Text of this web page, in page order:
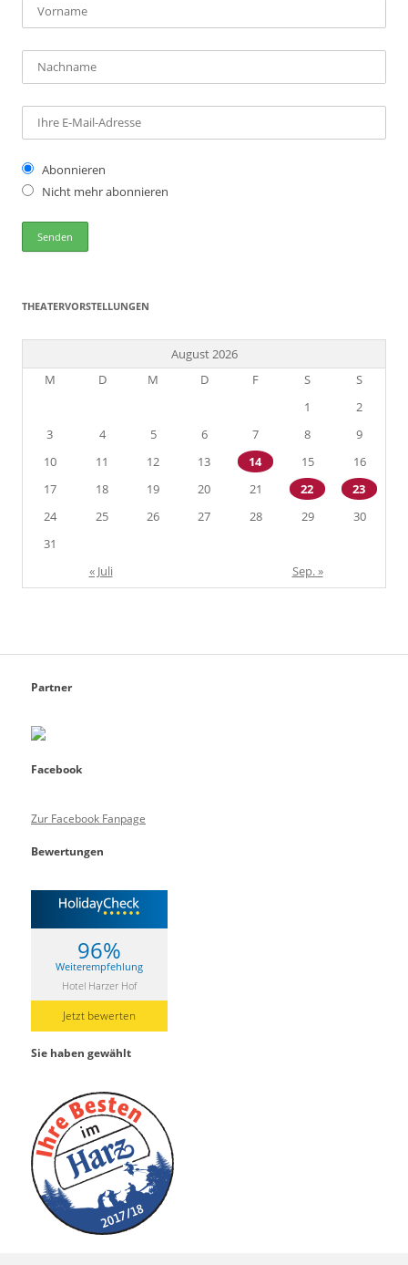
Abonnieren
Nicht mehr abonnieren
THEATERVORSTELLUNGEN
August 2026
M
D M D F S
S
1
2
3
4 5 6 7 8
9
10
11 12 13 14 15
16
17
18 19 20 21 22
23
24
25 26 27 28 29
30
31
« Juli
Sep. »
Partner
Facebook
Zur Facebook Fanpage
Bewertungen
96%
Weiterempfehlung
Hotel Harzer Hof
Jetzt bewerten
Sie haben gewählt